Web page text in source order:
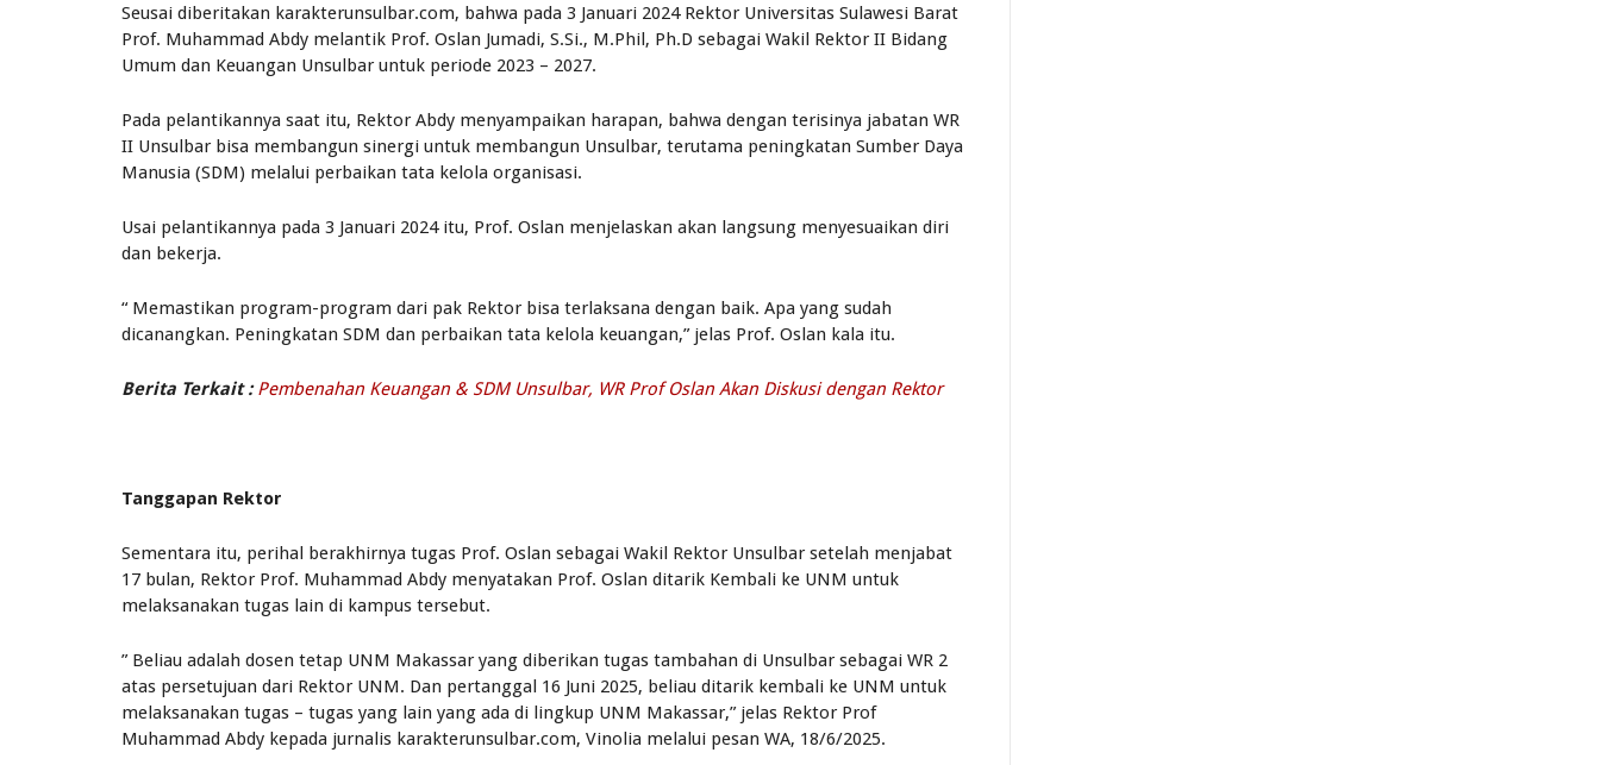
Seusai diberitakan karakterunsulbar.com, bahwa pada 3 Januari 2024 Rektor Universitas Sulawesi Barat
Prof. Muhammad Abdy melantik Prof. Oslan Jumadi, S.Si., M.Phil, Ph.D sebagai Wakil Rektor II Bidang
Umum dan Keuangan Unsulbar untuk periode 2023 – 2027.
Pada pelantikannya saat itu, Rektor Abdy menyampaikan harapan, bahwa dengan terisinya jabatan WR
II Unsulbar bisa membangun sinergi untuk membangun Unsulbar, terutama peningkatan Sumber Daya
Manusia (SDM) melalui perbaikan tata kelola organisasi.
Usai pelantikannya pada 3 Januari 2024 itu, Prof. Oslan menjelaskan akan langsung menyesuaikan diri
dan bekerja.
“ Memastikan program-program dari pak Rektor bisa terlaksana dengan baik. Apa yang sudah
dicanangkan. Peningkatan SDM dan perbaikan tata kelola keuangan,” jelas Prof. Oslan kala itu.
Berita Terkait :Pembenahan Keuangan & SDM Unsulbar, WR Prof Oslan Akan Diskusi dengan Rektor
Tanggapan Rektor
Sementara itu, perihal berakhirnya tugas Prof. Oslan sebagai Wakil Rektor Unsulbar setelah menjabat
17 bulan, Rektor Prof. Muhammad Abdy menyatakan Prof. Oslan ditarik Kembali ke UNM untuk
melaksanakan tugas lain di kampus tersebut.
” Beliau adalah dosen tetap UNM Makassar yang diberikan tugas tambahan di Unsulbar sebagai WR 2
atas persetujuan dari Rektor UNM. Dan pertanggal 16 Juni 2025, beliau ditarik kembali ke UNM untuk
melaksanakan tugas – tugas yang lain yang ada di lingkup UNM Makassar,” jelas Rektor Prof
Muhammad Abdy kepada jurnalis karakterunsulbar.com, Vinolia melalui pesan WA, 18/6/2025.